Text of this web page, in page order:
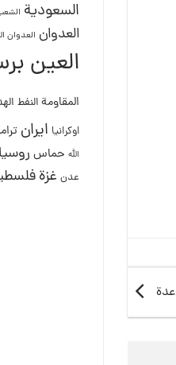
السعودية
العدوان العدوان
العين
المقاومةالنفط
اوكرانيا ايران
الله حماس روسيا
عدن غزة